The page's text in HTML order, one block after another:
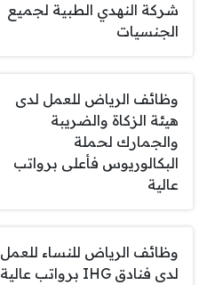
شركة النهدي الطبية لجميع
الجنسيات
وظائف الرياض للعمل لدى
هيئة الزكاة والضريبة
والجمارك لحملة
البكالوريوس فأعلى برواتب
عالية
وظائف الرياض للنساء للعمل
لدى فنادق IHG برواتب عالية